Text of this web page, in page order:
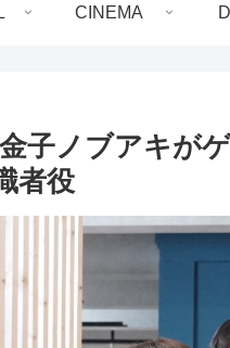
CINEMA
子ノブアキが
者役